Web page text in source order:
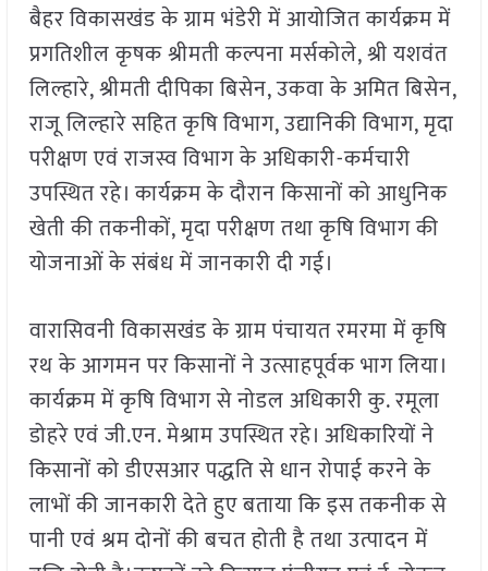
बैहर विकासखंड के ग्राम भंडेरी में आयोजित कार्यक्रम में
प्रगतिशील कृषक श्रीमती कल्पना मर्सकोले, श्री यशवंत
लिल्हारे, श्रीमती दीपिका बिसेन, उकवा के अमित बिसेन,
राजू लिल्हारे सहित कृषि विभाग, उद्यानिकी विभाग, मृदा
परीक्षण एवं राजस्व विभाग के अधिकारी-कर्मचारी
उपस्थित रहे। कार्यक्रम के दौरान किसानों को आधुनिक
खेती की तकनीकों, मृदा परीक्षण तथा कृषि विभाग की
योजनाओं के संबंध में जानकारी दी गई।
वारासिवनी विकासखंड के ग्राम पंचायत रमरमा में कृषि
रथ के आगमन पर किसानों ने उत्साहपूर्वक भाग लिया।
कार्यक्रम में कृषि विभाग से नोडल अधिकारी कु. रमूला
डोहरे एवं जी.एन. मेश्राम उपस्थित रहे। अधिकारियों ने
किसानों को डीएसआर पद्धति से धान रोपाई करने के
लाभों की जानकारी देते हुए बताया कि इस तकनीक से
पानी एवं श्रम दोनों की बचत होती है तथा उत्पादन में